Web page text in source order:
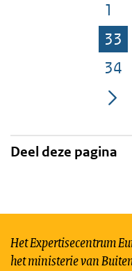
1
33
34
Deel deze pagina
Het Expertisecentrum
het ministerie van